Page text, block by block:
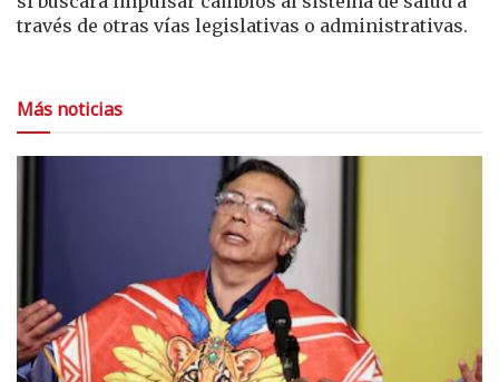
través de otras vías legislativas o administrativas.
Más noticias